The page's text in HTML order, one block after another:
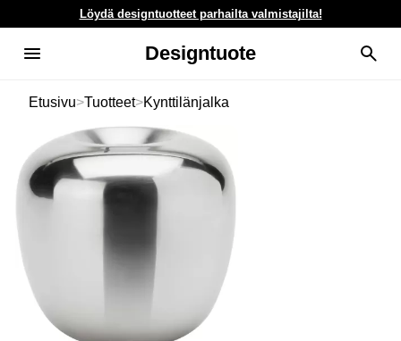
Löydä designtuotteet parhailta valmistajilta!
Designtuote
Etusivu>Tuotteet>Kynttilänjalka